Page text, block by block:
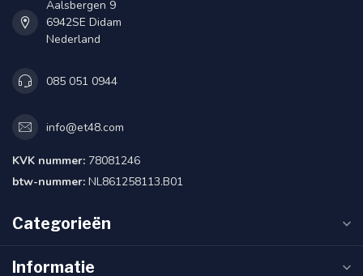
Aalsbergen 9
6942SE Didam
Nederland
085 051 0944
info@et48.com
KVK nummer: 78081246
btw-nummer: NL861258113.B01
Categorieën
Informatie